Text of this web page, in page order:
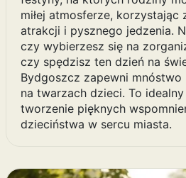
miłej atmosferze, korzystając
atrakcji i pysznego jedzenia.
czy wybierzesz się na
czy spędzisz ten dzień na
Bydgoszcz zapewni
na twarzach dzieci. To
tworzenie pięknych
dzieciństwa w sercu miasta.